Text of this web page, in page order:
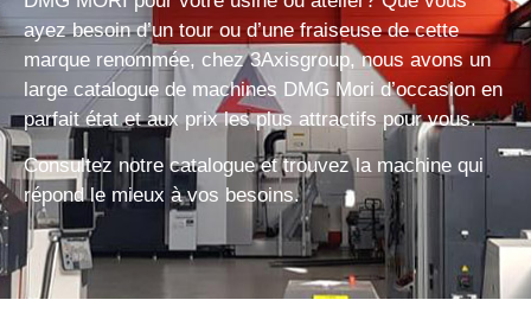
ayez besoin d’un tour ou d’une fraiseuse de cette
marque renommée, chez 3Axisgroup, nous avons un
large catalogue de machines DMG Mori d’occasion en
parfait état et aux prix les plus attractifs pour vous.
Consultez notre catalogue et trouvez la machine qui
répond le mieux à vos besoins.